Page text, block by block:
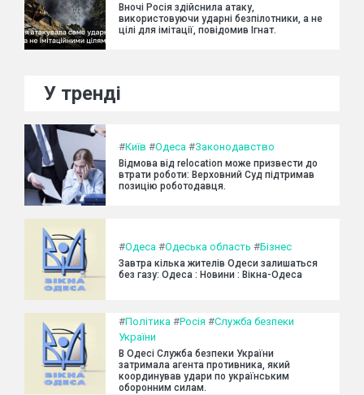
Вночі Росія здійснила атаку,
використовуючи ударні безпілотники, а не
цілі для імітації, повідомив Ігнат.
У тренді
#Київ #Одеса #Законодавство
Відмова від relocation може призвести до
втрати роботи: Верховний Суд підтримав
позицію роботодавця.
#Одеса #Одеська область #Бізнес
Завтра кілька жителів Одеси залишаться
без газу: Одеса : Новини : Вікна-Одеса
#Політика #Росія #Служба безпеки
України
В Одесі Служба безпеки України
затримала агента противника, який
координував удари по українським
оборонним силам.